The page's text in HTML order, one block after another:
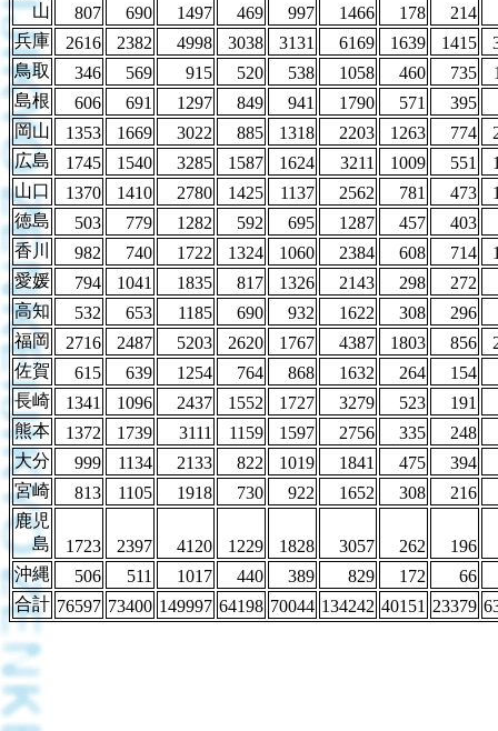
山
807 690 1497 469 997 1466 178
214
兵庫
2616 2382 4998 3038 3131 6169 1639 1415
鳥取
346 569 915 520 538 1058 460 735
島根
606 691 1297 849 941 1790 571
395
岡山
1353 1669 3022 885 1318 2203 1263 774
広島
1745 1540 3285 1587 1624 3211 1009 551
山口
1370 1410 2780 1425 1137 2562 781 473
徳島
503 779 1282 592 695 1287 457
403
香川
982 740 1722 1324 1060 2384 608 714
愛媛
794 1041 1835 817 1326 2143 298
272
高知
532 653 1185 690 932 1622 308
296
福岡
2716 2487 5203 2620 1767 4387 1803 856
佐賀
615 639 1254 764 868 1632 264
154
長崎
1341 1096 2437 1552 1727 3279 523
191
熊本
1372 1739 3111 1159 1597 2756 335
248
大分
999 1134 2133 822 1019 1841 475
394
宮崎
813 1105 1918 730 922 1652 308
216
鹿児
島
1723 2397 4120 1229 1828 3057 262
196
沖縄
506 511 1017 440 389 829 172
66
合計 76597 73400 149997 64198 70044 134242 40151 23379